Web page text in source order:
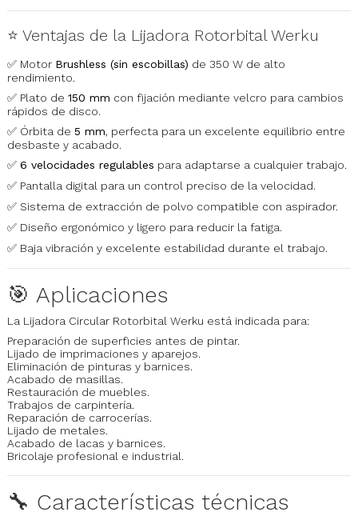
⭐ Ventajas de la Lijadora Rotorbital Werku
✅ Motor Brushless (sin escobillas) de 350 W de alto
rendimiento.
✅ Plato de 150 mm con fijación mediante velcro para cambios
rápidos de disco.
✅ Órbita de 5 mm, perfecta para un excelente equilibrio entre
desbaste y acabado.
✅ 6 velocidades regulables para adaptarse a cualquier trabajo.
✅ Pantalla digital para un control preciso de la velocidad.
✅ Sistema de extracción de polvo compatible con aspirador.
✅ Diseño ergonómico y ligero para reducir la fatiga.
✅ Baja vibración y excelente estabilidad durante el trabajo.
🎯 Aplicaciones
La Lijadora Circular Rotorbital Werku está indicada para:
Preparación de superficies antes de pintar.
Lijado de imprimaciones y aparejos.
Eliminación de pinturas y barnices.
Acabado de masillas.
Restauración de muebles.
Trabajos de carpintería.
Reparación de carrocerías.
Lijado de metales.
Acabado de lacas y barnices.
Bricolaje profesional e industrial.
🔧 Características técnicas